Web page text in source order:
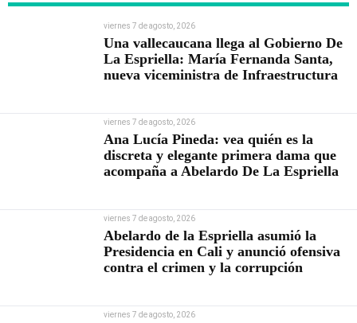
viernes 7 de agosto, 2026
Una vallecaucana llega al Gobierno De
La Espriella: María Fernanda Santa,
nueva viceministra de Infraestructura
viernes 7 de agosto, 2026
Ana Lucía Pineda: vea quién es la
discreta y elegante primera dama que
acompaña a Abelardo De La Espriella
viernes 7 de agosto, 2026
Abelardo de la Espriella asumió la
Presidencia en Cali y anunció ofensiva
contra el crimen y la corrupción
viernes 7 de agosto, 2026